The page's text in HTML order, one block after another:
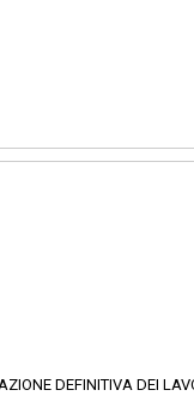
DEFINITIVA DEI